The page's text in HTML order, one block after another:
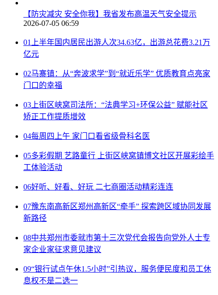
【防灾减灾 安全你我】我省发布高温天气安全提示
2026-07-05 06:59
01
上半年国内居民出游人次34.63亿，出游总花费3.21万
亿元
02马寨镇：从“奔波求学”到“就近乐学” 优质教育点亮家
门口的幸福
03 上街区峡窝司法所：“法典学习+环保公益” 赋能社区
矫正工作提质增效
04每周四上午 家门口看省级骨科名医
05多彩假期 艺路童行 上街区峡窝镇博文社区开展彩绘手
工体验活动
06好听、好看、好玩 二七商圈活动精彩连连
07豫东南高新区郑州高新区“牵手” 探索跨区域协同发展
新路径
08中共郑州市委就市第十三次党代会报告向党外人士专
家企业家征求意见建议
09“银行试点午休1.5小时”引热议，服务便民度和员工休
息权不是二选一